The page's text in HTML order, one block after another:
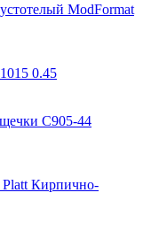
ModFormat
0.45
С905-44
Platt Кирпично-